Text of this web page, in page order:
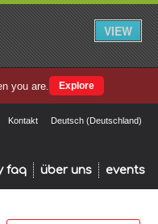
VIEW
you are. Explore
Kontakt Deutsch (Deutschland)
faq über uns events